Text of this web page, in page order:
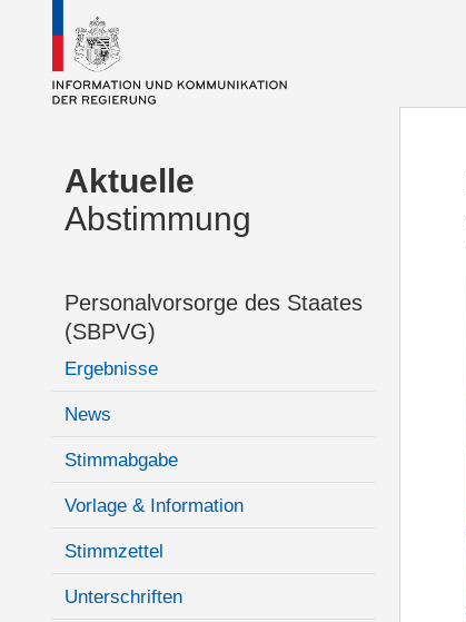
Aktuelle
Abstimmung
Personalvorsorge des Staates
(SBPVG)
Ergebnisse
News
Stimmabgabe
Vorlage & Information
Stimmzettel
Unterschriften